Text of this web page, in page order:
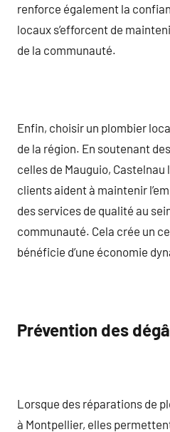
renforce également la
locaux s’efforcent de
de la communauté.
Enfin, choisir un plombier
de la région. En soutenant
celles de Mauguio, Castelnau
clients aident à maintenir
des services de qualité au
communauté. Cela crée un
bénéficie d’une économie
Prévention des
Lorsque des réparations de
à Montpellier, elles